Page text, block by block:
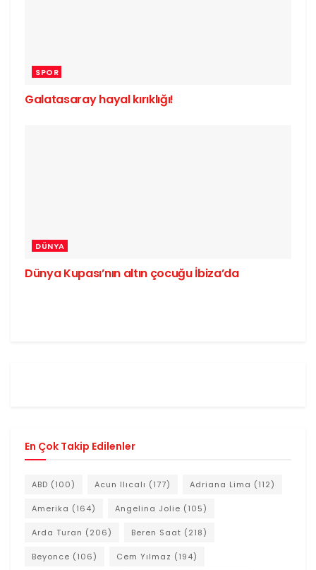
SPOR
Galatasaray hayal kırıklığı!
DÜNYA
Dünya Kupası’nın altın çocuğu İbiza’da
En Çok Takip Edilenler
ABD (100) Acun Ilıcalı (177) Adriana Lima (112)
Amerika (164) Angelina Jolie (105)
Arda Turan (206) Beren Saat (218)
Beyonce (106) Cem Yılmaz (194)